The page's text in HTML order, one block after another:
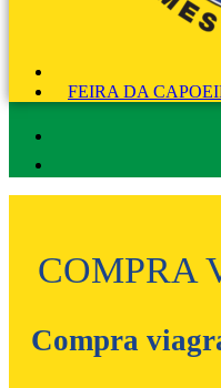
FEIRA DA
COMPRA
Compra